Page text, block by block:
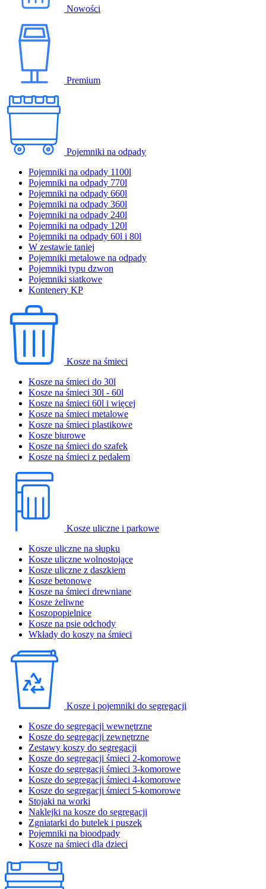
Nowości
Premium
Pojemniki na odpady
Pojemniki na odpady 1100l
Pojemniki na odpady 770l
Pojemniki na odpady 660l
Pojemniki na odpady 360l
Pojemniki na odpady 240l
Pojemniki na odpady 120l
Pojemniki na odpady 60l i 80l
W zestawie taniej
Pojemniki metalowe na odpady
Pojemniki typu dzwon
Pojemniki siatkowe
Kontenery KP
Kosze na śmieci
Kosze na śmieci do 30l
Kosze na śmieci 30l - 60l
Kosze na śmieci 60l i więcej
Kosze na śmieci metalowe
Kosze na śmieci plastikowe
Kosze biurowe
Kosze na śmieci do szafek
Kosze na śmieci z pedałem
Kosze uliczne i parkowe
Kosze uliczne na słupku
Kosze uliczne wolnostojące
Kosze uliczne z daszkiem
Kosze betonowe
Kosze na śmieci drewniane
Kosze żeliwne
Koszopopielnice
Kosze na psie odchody
Wkłady do koszy na śmieci
Kosze i pojemniki do segregacji
Kosze do segregacji wewnętrzne
Kosze do segregacji zewnętrzne
Zestawy koszy do segregacji
Kosze do segregacji śmieci 2-komorowe
Kosze do segregacji śmieci 3-komorowe
Kosze do segregacji śmieci 4-komorowe
Kosze do segregacji śmieci 5-komorowe
Stojaki na worki
Naklejki na kosze do segregacji
Zgniatarki do butelek i puszek
Pojemniki na bioodpady
Kosze na śmieci dla dzieci